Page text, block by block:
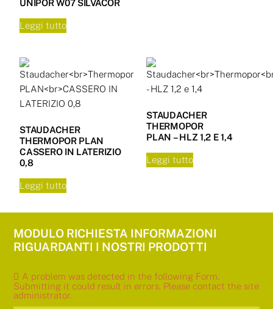
UNIPOR W07 SILVACOR
Leggi tutto
STAUDACHER
THERMOPOR PLAN
CASSERO IN LATERIZIO
0,8
Leggi tutto
STAUDACHER
THERMOPOR
PLAN – HLZ 1,2 E 1,4
Leggi tutto
MODULO RICHIESTA INFORMAZIONI
RIGUARDANTI I NOSTRI PRODOTTI
A problem was detected in the following Form.
Submitting it could result in errors. Please contact the site
administrator.